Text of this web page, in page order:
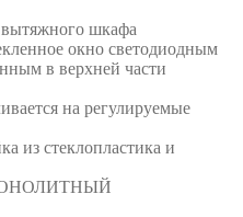
шкафа
окно светодиодным
в верхней части
на регулируемые
из стеклопластика и
МОНОЛИТНЫЙ